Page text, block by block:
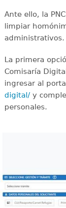
Ante ello, la
limpiar
administrativos.
La primera
Comisaría
ingresar al
digital/y
personales.